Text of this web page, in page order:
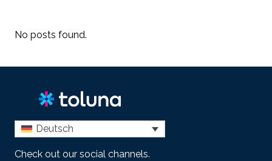
No posts found.
Deutsch
Check out our social channels.